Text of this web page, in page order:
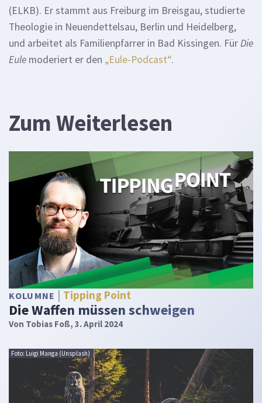
(ELKB). Er stammt aus Freiburg im Breisgau, studierte
Theologie in Neuendettelsau, Berlin und Heidelberg,
und arbeitet als Familienpfarrer in Bad Kissingen. FürDie
Eule moderiert er den „Eule-Podcast“.
Zum Weiterlesen
KOLUMNE Tipping Point
Die Waffen müssen schweigen
Von Tobias Foß, 3. April 2024
Foto: Luigi Manga (Unsplash)